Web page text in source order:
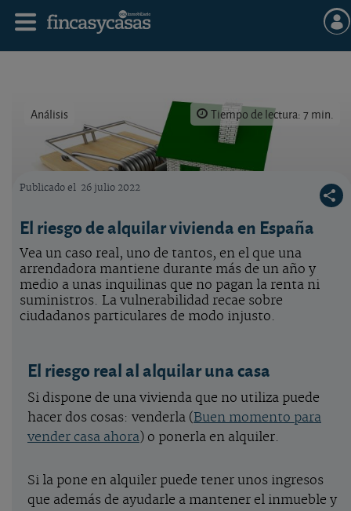
Análisis Tiempo de lectura: 7 min.
Publicado el 26 julio 2022
El riesgo de alquilar vivienda en España
Vea un caso real, uno de tantos, en el que una
arrendadora mantiene durante más de un año y
medio a unas inquilinas que no pagan la renta ni
suministros. La vulnerabilidad recae sobre
ciudadanos particulares de modo injusto.
El riesgo real al alquilar una casa
Si dispone de una vivienda que no utiliza puede
hacer dos cosas: venderla (Buen momento para
vender casa ahora) o ponerla en alquiler.
Si la pone en alquiler puede tener unos ingresos
que además de ayudarle a mantener el inmueble y